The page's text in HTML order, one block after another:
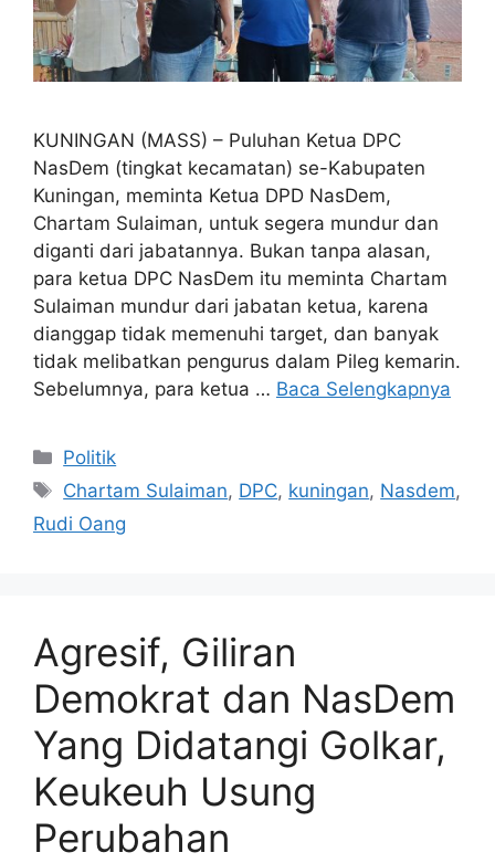
KUNINGAN (MASS) – Puluhan Ketua DPC
NasDem (tingkat kecamatan) se-Kabupaten
Kuningan, meminta Ketua DPD NasDem,
Chartam Sulaiman, untuk segera mundur dan
diganti dari jabatannya. Bukan tanpa alasan,
para ketua DPC NasDem itu meminta Chartam
Sulaiman mundur dari jabatan ketua, karena
dianggap tidak memenuhi target, dan banyak
tidak melibatkan pengurus dalam Pileg kemarin.
Sebelumnya, para ketua … Baca Selengkapnya
Kategori
Politik
Tag
Chartam Sulaiman, DPC, kuningan, Nasdem,
Rudi Oang
Agresif, Giliran
Demokrat dan NasDem
Yang Didatangi Golkar,
Keukeuh Usung
Perubahan